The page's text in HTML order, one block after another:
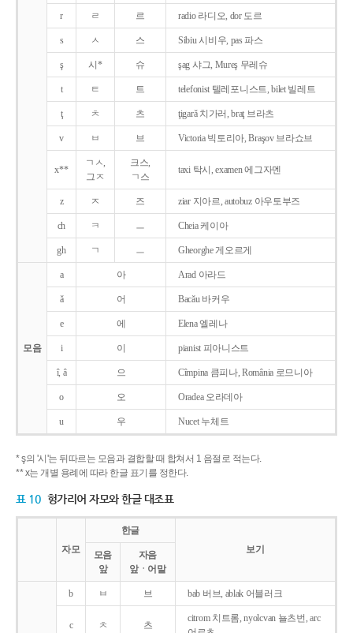
r ㄹ 르 radio 라디오, dor 도르
s ㅅ 스 Sibiu 시비우, pas 파스
ş 시* 슈 şag 샤그, Mureş 무레슈
t ㅌ 트 telefonist 텔레포니스트, bilet 빌레트
ţ ㅊ 츠 ţigarǎ 치가러, braţ 브라츠
v ㅂ 브 Victoria 빅토리아, Braşov 브라쇼브
x**
ㄱㅅ,
그ㅈ
크스,
ㄱ스
taxi 탁시, examen 에그자멘
z ㅈ 즈 ziar 지아르, autobuz 아우토부즈
ch ㅋ ㅡ Cheia 케이아
gh ㄱ ㅡ Gheorghe 게오르게
모음
a 아 Arad 아라드
ǎ 어 Bacǎu 바커우
e 에 Elena 엘레나
i 이 pianist 피아니스트
î, â 으 Cîmpina 큼피나, România 로므니아
o 오 Oradea 오라데아
u 우 Nucet 누체트
* ş의 '시'는 뒤따르는 모음과 결합할 때 합쳐서 1 음절로 적는다.
** x는 개별 용례에 따라 한글 표기를 정한다.
표 10 헝가리어 자모와 한글 대조표
자모
한글
보기
모음
앞
자음
앞ㆍ어말
b ㅂ 브 bab 버브, ablak 어블러크
c ㅊ 츠
citrom 치트롬, nyolcvan 뇰츠번, arc